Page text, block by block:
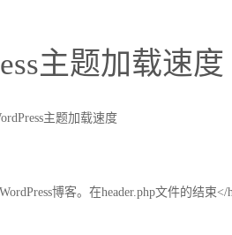
主题加载速度
主题加载速度
博客。在header.php文件的结束